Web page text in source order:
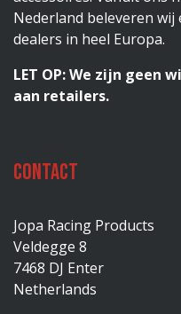
Nederland beleveren
dealers in heel Europa.
LET OP: We zijn geen
aan retailers.
Contact
Jopa Racing Products
Veldegge 8
7468 DJ Enter
Netherlands